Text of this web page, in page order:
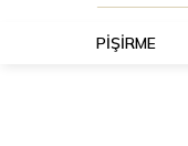
PİŞİRME